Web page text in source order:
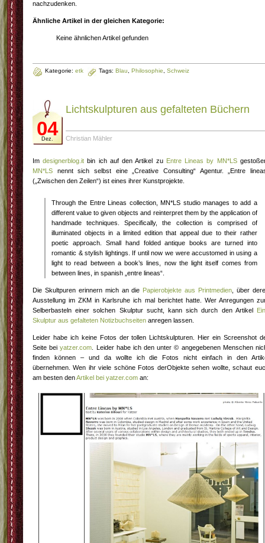
nachzudenken.
Ähnliche Artikel in der gleichen Kategorie:
Keine ähnlichen Artikel gefunden
Kategorie: etk Tags: Blau Philosophie Schweiz
04
Dez.
Lichtskulpturen aus gefalteten Büchern
Christian Mähler
Imdesignerblog.it bin ich auf den Artikel zu Entre Lineas by MN*LS
MN*LS nennt sich selbst eine „Creative Consulting“ Agentur. „Entre
(„Zwischen den Zeilen“) ist eines ihrer Kunstprojekte.
Through the Entre Lineas collection, MN*LS studio manages to add a
different value to given objects and reinterpret them by the application of
handmade techniques. Specifically, the collection is comprised of
illuminated objects in a limited edition that appeal due to their rather
poetic approach. Small hand folded antique books are turned into
romantic & stylish lightings. If until now we were accustomed in using a
light to read between a book’s lines, now the light itself comes from
between lines, in spanish „entre lineas“.
Die Skultpuren erinnern mich an die Papierobjekte aus Printmedien , über
Ausstellung im ZKM in Karlsruhe ich mal berichtet hatte. Wer Anregungen
Selberbasteln einer solchen Skulptur sucht, kann sich durch den Artikel
Skulptur aus gefalteten Notizbuchseiten anregen lassen.
Leider habe ich keine Fotos der tollen Lichtskulpturen. Hier ein Screenshot
Seite beiyatzer.com . Leider habe ich den unter © angegebenen Menschen
finden können – und da wollte ich die Fotos nicht einfach in den
übernehmen. Wen ihr viele schöne Fotos derObjekte sehen wollte, schaut
am besten denArtikel bei yatzer.com an: